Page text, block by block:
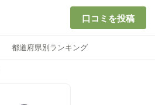
口コミを投稿
都道府県別ランキング